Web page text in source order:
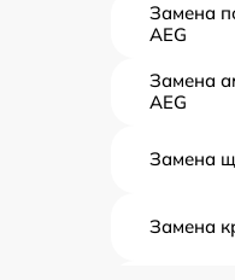
Замена
AEG
Замена
AEG
Замена
Замена